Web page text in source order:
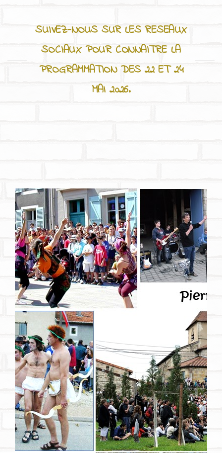
SUIVEZ-NOUS SUR LES RESEAUX
SOCIAUX POUR CONNAITRE LA
PROGRAMMATION DES 22 ET 24
MAI 2026.